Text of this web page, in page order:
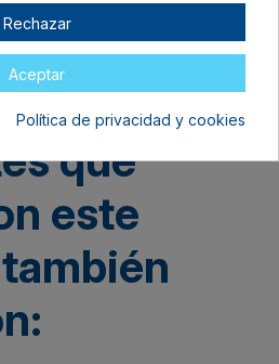
que
este
Rechazar
Aceptar
Política de privacidad y cookies